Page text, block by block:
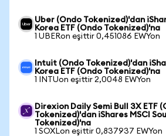
Uber (Ondo Tokenized)'dan
Korea ETF (Ondo Tokenized)'na
1 UBERon eşittir 0,451086 EWYon
Intuit (Ondo Tokenized)'dan
Korea ETF (Ondo Tokenized)'na
1 INTUon eşittir 2,0048 EWYon
Direxion Daily Semi Bull 3X ETF
Tokenized)'dan iShares MSCI
Tokenized)'na
1 SOXLon eşittir 0,837937 EWYon